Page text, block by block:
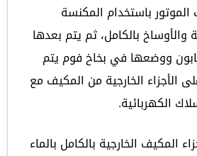
باستخدام المكنسة
والأوساخ بالكامل، ثم يتم بعدها
ووضعها في بخاخ فوم يتم
الأجزاء الخارجية من المكيف مع
الكهربائية.
الخارجية بالكامل بالماء